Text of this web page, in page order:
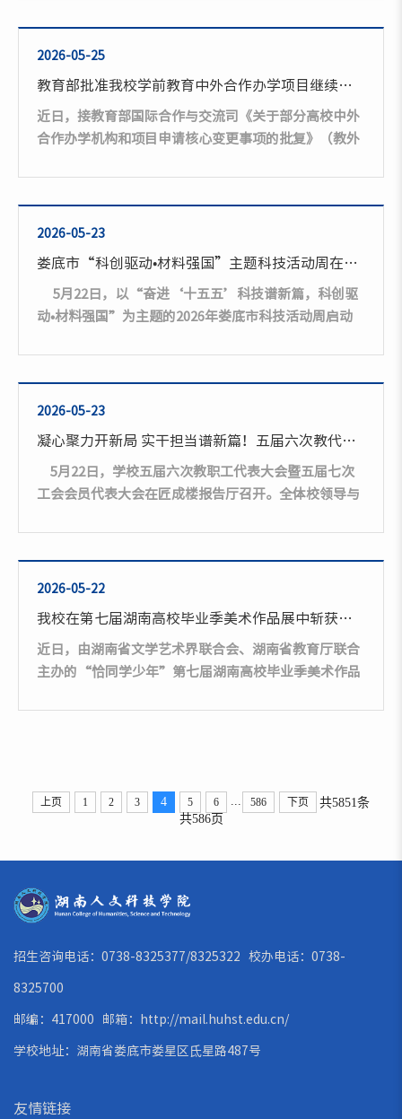
1项、全国二等奖2项、全国三等奖3项的优异成绩，李
曾妍老师荣获优秀指导教师奖。本届大赛竞争激烈，共
围全国总决赛，173支队伍获得国家级奖项。我校6支参
赛队伍全部获奖，充分展现了我校在网络安全领域的强
劲实力，...
2026-05-25
教育部批准我校学前教育中外合作办学项目继续办学
近日，接教育部国际合作与交流司《关于部分高校中外
合作办学机构和项目申请核心变更事项的批复》（教外
审核，获批继续办学资格。该合作办学项目自2016年获
批招生办学至今，办学基础扎实，育人成效显著。项目
践》荣获省级教学成果二等奖，办学质量获得省级认
可。2021—2025年，共有23名项目学子赴英交流深
造，...
2026-05-23
娄底市“科创驱动•材料强国”主题科技活动周在我校启航
5月22日，以“奋进‘十五五’科技谱新篇，科创驱
动•材料强国”为主题的2026年娄底市科技活动周启动
动由娄底市科技局、教育局、卫健委、科协联合主办，
我校承办，市中心医院、市第三完全小学等单位协办。
底，面向产业，服务需求，深入实施产教融合深化工
程、科技创新提质工程，...
2026-05-23
凝心聚力开新局 实干担当谱新篇！五届六次教代会和七次工代会胜利召开
5月22日，学校五届六次教职工代表大会暨五届七次
工会会员代表大会在匠成楼报告厅召开。全体校领导与
歌声，大会开幕。会议由校党委副书记、工会主席朱强
主持，分预备会议、正式会议两个阶段进行。校党委书
贺。他指出，2026年是“十五五”规划开局之年，也是
学校深化改革、推动高质量发展的关键之年。...
2026-05-22
我校在第七届湖南高校毕业季美术作品展中斩获佳绩
近日，由湖南省文学艺术界联合会、湖南省教育厅联合
主办的“恰同学少年”第七届湖南高校毕业季美术作品
全省19所高校的优秀作品，经省内外权威专家多轮严格
评审，最终遴选出344件入展作品，...
上页 1 2 3 4 5 6 ... 586 下页
共5851条
共586页
招生咨询电话：0738-8325377/8325322 校办电话：0738-
8325700
邮编：417000 邮箱： http://mail.huhst.edu.cn/
学校地址：湖南省娄底市娄星区氐星路487号
友情链接